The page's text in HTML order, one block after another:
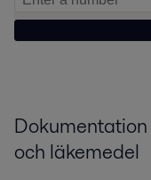
och läkemedel